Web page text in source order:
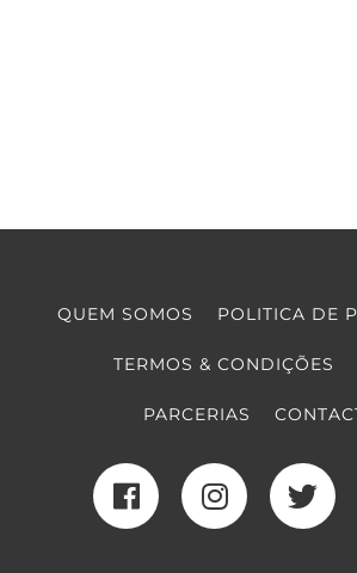
QUEM SOMOS POLITICA DE
TERMOS & CONDIÇÕES
PARCERIAS